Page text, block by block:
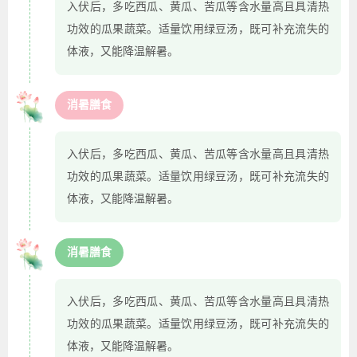
入伏后，多吃西瓜、黄瓜、苦瓜等含水量高且具清热
功效的瓜果蔬菜。适量饮用绿豆汤，既可补充流失的
体液，又能降温解暑。
消暑膳食
入伏后，多吃西瓜、黄瓜、苦瓜等含水量高且具清热
功效的瓜果蔬菜。适量饮用绿豆汤，既可补充流失的
体液，又能降温解暑。
消暑膳食
入伏后，多吃西瓜、黄瓜、苦瓜等含水量高且具清热
功效的瓜果蔬菜。适量饮用绿豆汤，既可补充流失的
体液，又能降温解暑。